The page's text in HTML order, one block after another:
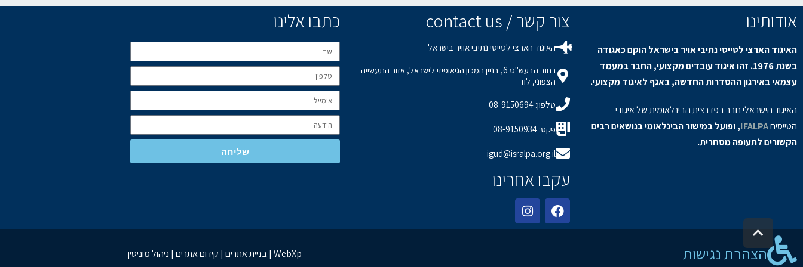
אודותינו
האיגוד הארצי לטייסי נתיבי אויר בישראל הוקם כאגודה
בשנת 1976. זהו איגוד עובדים מקצועי, החבר במעמד
עצמאי באירגון ההסדרות החדשה, באגף לאיגוד מקצועי.
האיגוד הישראלי חבר בפדרצית הבינלאומית של איגודי
הטייסיםIFALPA, ופועל במישור הבינלאומי בנושאים רבים
הקשורים לתעופה מסחרית.
צור קשר / contact us
האיגוד הארצי לטייסי נתיבי אוויר בישראל
רחוב הבעש"ט 6, בניין המכון הגיאופיזי לישראל, אזור התעשייה
הצפוני, לוד
טלפון: 08-9150694
פקס: 08-9150934
igud@isralpa.org.il
עקבו אחרינו
כתבו אלינו
שליחה
הצהרת נגישות בניית אתרים | קידום אתרים | ניהול מוניטין | WebXp
גלילה לראש העמוד